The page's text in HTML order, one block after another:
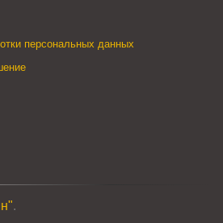
персональных данных
.